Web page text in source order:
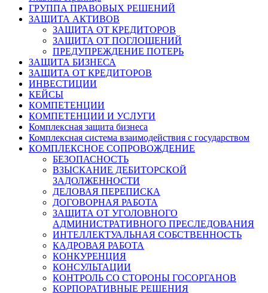
ГРУППА ПРАВОВЫХ РЕШЕНИЙ
ЗАЩИТА АКТИВОВ
ЗАЩИТА ОТ КРЕДИТОРОВ
ЗАЩИТА ОТ ПОГЛОЩЕНИЙ
ПРЕДУПРЕЖДЕНИЕ ПОТЕРЬ
ЗАЩИТА БИЗНЕСА
ЗАЩИТА ОТ КРЕДИТОРОВ
ИНВЕСТИЦИИ
КЕЙСЫ
КОМПЕТЕНЦИИ
КОМПЕТЕНЦИИ И УСЛУГИ
Комплексная защита бизнеса
Комплексная система взаимодействия с государством
КОМПЛЕКСНОЕ СОПРОВОЖДЕНИЕ
БЕЗОПАСНОСТЬ
ВЗЫСКАНИЕ ДЕБИТОРСКОЙ
ЗАДОЛЖЕННОСТИ
ДЕЛОВАЯ ПЕРЕПИСКА
ДОГОВОРНАЯ РАБОТА
ЗАЩИТА ОТ УГОЛОВНОГО
АДМИНИСТРАТИВНОГО ПРЕСЛЕДОВАНИЯ
ИНТЕЛЛЕКТУАЛЬНАЯ СОБСТВЕННОСТЬ
КАДРОВАЯ РАБОТА
КОНКУРЕНЦИЯ
КОНСУЛЬТАЦИИ
КОНТРОЛЬ СО СТОРОНЫ ГОСОРГАНОВ
КОРПОРАТИВНЫЕ РЕШЕНИЯ